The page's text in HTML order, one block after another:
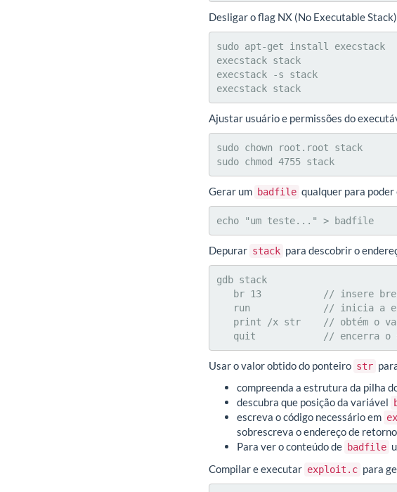
Desligar o flag NX (No Executable
sudo apt-get install execstack
execstack stack
execstack -s stack
execstack stack
Ajustar usuário e permissões do
sudo chown root.root stack
sudo chmod 4755 stack
Gerar um badfile qualquer para
echo "um teste..." > badfile
Depurar stack para descobrir o
gdb stack
quit            // encerra
Usar o valor obtido do ponteiro str
compreenda a estrutura da pilha
descubra que posição da variável
escreva o código necessário em
sobrescreva o endereço de
Para ver o conteúdo de badfile
Compilar e executar exploit.c para